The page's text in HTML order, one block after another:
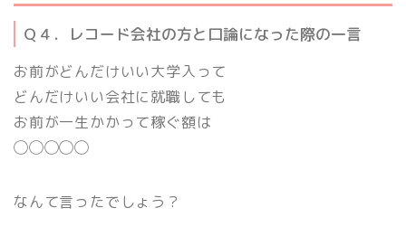
Ｑ４．レコード会社の方と口論になった際の一言
お前がどんだけいい大学入って
どんだけいい会社に就職しても
お前が一生かかって稼ぐ額は
◯◯◯◯◯
なんて言ったでしょう？